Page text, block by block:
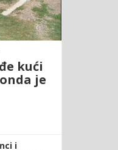
kući
je
i